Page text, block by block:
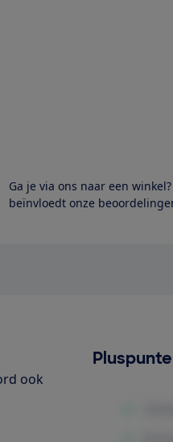
Ga je via ons naar een
beïnvloedt onze
ook